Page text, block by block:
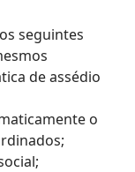
seguintes
de assédio
o